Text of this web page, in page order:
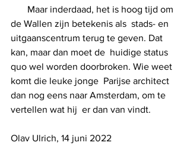
de Wallen zijn betekenis als  stads- en
uitgaanscentrum terug te geven. Dat
kan, maar dan moet de  huidige status
quo wel worden doorbroken. Wie weet
komt die leuke jonge  Parijse architect
dan nog eens naar Amsterdam, om te
vertellen wat hij  er dan van vindt.
Olav Ulrich, 14 juni 2022